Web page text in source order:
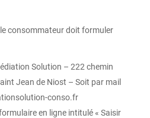
consommateur doit formuler
Solution – 222 chemin
Jean de Niost – Soit par mail
conso.fr
en ligne intitulé « Saisir